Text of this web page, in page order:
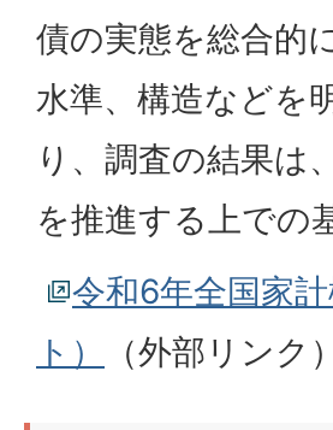
債の実態を総合的
水準、構造などを
り、調査の結果は
を推進する上での
令和6年全国家
ト）
（外部リンク）